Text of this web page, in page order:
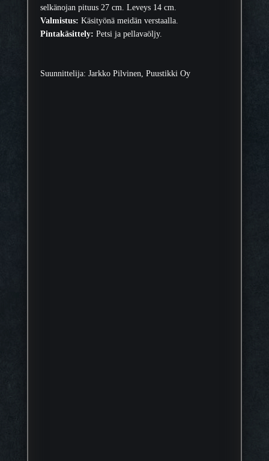
selkänojan pituus 27 cm. Leveys 14 cm.
Valmistus: Käsityönä meidän verstaalla.
Pintakäsittely: Petsi ja pellavaöljy.
Suunnittelija: Jarkko Pilvinen, Puustikki Oy